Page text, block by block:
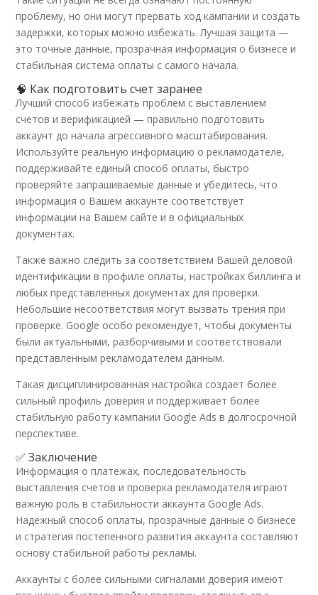
проблему, но они могут прервать ход кампании и создать
задержки, которых можно избежать. Лучшая защита —
это точные данные, прозрачная информация о бизнесе и
стабильная система оплаты с самого начала.
🧠 Как подготовить счет заранее
Лучший способ избежать проблем с выставлением
счетов и верификацией — правильно подготовить
аккаунт до начала агрессивного масштабирования.
Используйте реальную информацию о рекламодателе,
поддерживайте единый способ оплаты, быстро
проверяйте запрашиваемые данные и убедитесь, что
информация о Вашем аккаунте соответствует
информации на Вашем сайте и в официальных
документах.
Также важно следить за соответствием Вашей деловой
идентификации в профиле оплаты, настройках биллинга и
любых представленных документах для проверки.
Небольшие несоответствия могут вызвать трения при
проверке. Google особо рекомендует, чтобы документы
были актуальными, разборчивыми и соответствовали
представленным рекламодателем данным.
Такая дисциплинированная настройка создает более
сильный профиль доверия и поддерживает более
стабильную работу кампании Google Ads в долгосрочной
перспективе.
✅ Заключение
Информация о платежах, последовательность
выставления счетов и проверка рекламодателя играют
важную роль в стабильности аккаунта Google Ads.
Надежный способ оплаты, прозрачные данные о бизнесе
и стратегия постепенного развития аккаунта составляют
основу стабильной работы рекламы.
Аккаунты с более сильными сигналами доверия имеют